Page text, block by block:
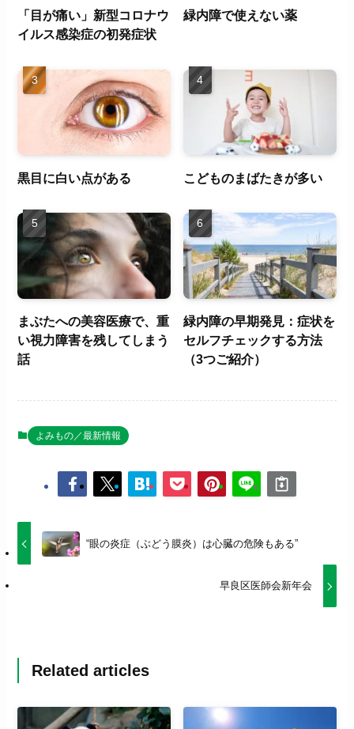
「目が痛い」新型コロナウ
イルス感染症の初発症状
緑内障で使えない薬
黒目に白い点がある こどものまばたきが多い
まぶたへの美容医療で、重
い視力障害を残してしまう
話
緑内障の早期発見：症状を
セルフチェックする方法
（3つご紹介）
よみもの／最新情報
“眼の炎症（ぶどう膜炎）は心臓の危険もある”
早良区医師会新年会
Related articles